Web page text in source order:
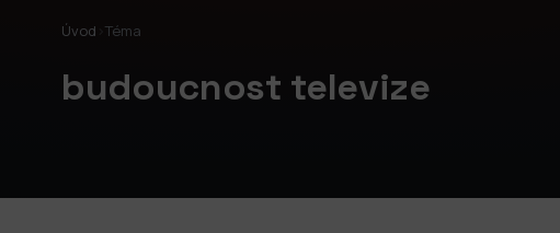
Úvod Téma
budoucnost televize